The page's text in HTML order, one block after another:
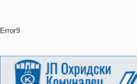
Error9